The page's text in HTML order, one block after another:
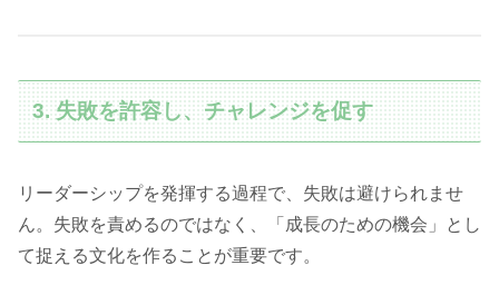
3. 失敗を許容し、チャレンジを促す
リーダーシップを発揮する過程で、失敗は避けられませ
ん。失敗を責めるのではなく、「成長のための機会」とし
て捉える文化を作ることが重要です。